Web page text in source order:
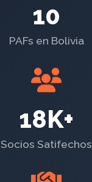
10
PAFs en Bolivia
18K+
Socios Satifechos